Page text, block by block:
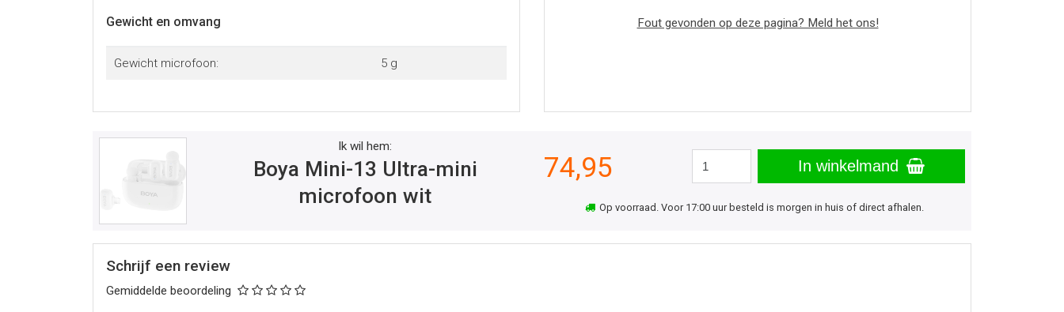
Gewicht en omvang
Gewicht microfoon: 5 g
Fout gevonden op deze pagina? Meld het ons!
Ik wil hem:
Boya Mini-13 Ultra-mini
microfoon wit
74,95 In winkelmand
Op voorraad. Voor 17:00 uur besteld is morgen in huis of direct afhalen.
Schrijf een review
Gemiddelde beoordeling